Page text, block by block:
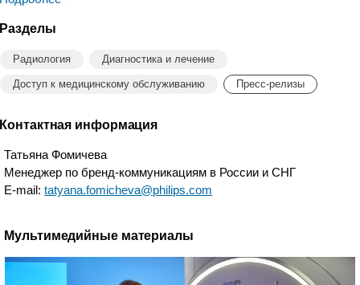
Разделы
Радиология Диагностика и лечение
Доступ к медицинскому обслуживанию Пресс-релизы
Контактная информация
Татьяна Фомичева
Менеджер по бренд-коммуникациям в России и СНГ
E-mail:tatyana.fomicheva@philips.com
Мультимедийные материалы